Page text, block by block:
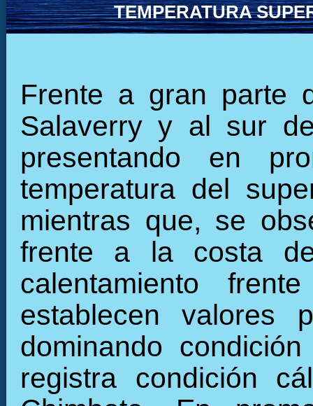
TEMPERATURA
Frente a gran parte
Salaverry y al sur
presentando en
temperatura del
mientras que, se
frente a la costa
calentamiento
establecen valores
dominando
registra condición